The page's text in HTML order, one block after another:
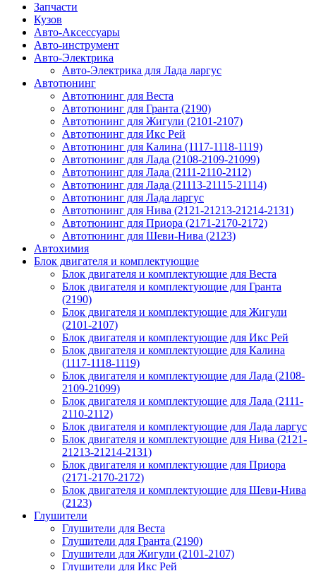
Запчасти
Кузов
Авто-Аксессуары
Авто-инструмент
Авто-Электрика
Авто-Электрика для Лада ларгус
Автотюнинг
Автотюнинг для Веста
Автотюнинг для Гранта (2190)
Автотюнинг для Жигули (2101-2107)
Автотюнинг для Икс Рей
Автотюнинг для Калина (1117-1118-1119)
Автотюнинг для Лада (2108-2109-21099)
Автотюнинг для Лада (2111-2110-2112)
Автотюнинг для Лада (21113-21115-21114)
Автотюнинг для Лада ларгус
Автотюнинг для Нива (2121-21213-21214-2131)
Автотюнинг для Приора (2171-2170-2172)
Автотюнинг для Шеви-Нива (2123)
Автохимия
Блок двигателя и комплектующие
Блок двигателя и комплектующие для Веста
Блок двигателя и комплектующие для Гранта
(2190)
Блок двигателя и комплектующие для Жигули
(2101-2107)
Блок двигателя и комплектующие для Икс Рей
Блок двигателя и комплектующие для Калина
(1117-1118-1119)
Блок двигателя и комплектующие для Лада (2108-
2109-21099)
Блок двигателя и комплектующие для Лада (2111-
2110-2112)
Блок двигателя и комплектующие для Лада ларгус
Блок двигателя и комплектующие для Нива (2121-
21213-21214-2131)
Блок двигателя и комплектующие для Приора
(2171-2170-2172)
Блок двигателя и комплектующие для Шеви-Нива
(2123)
Глушители
Глушители для Веста
Глушители для Гранта (2190)
Глушители для Жигули (2101-2107)
Глушители для Икс Рей